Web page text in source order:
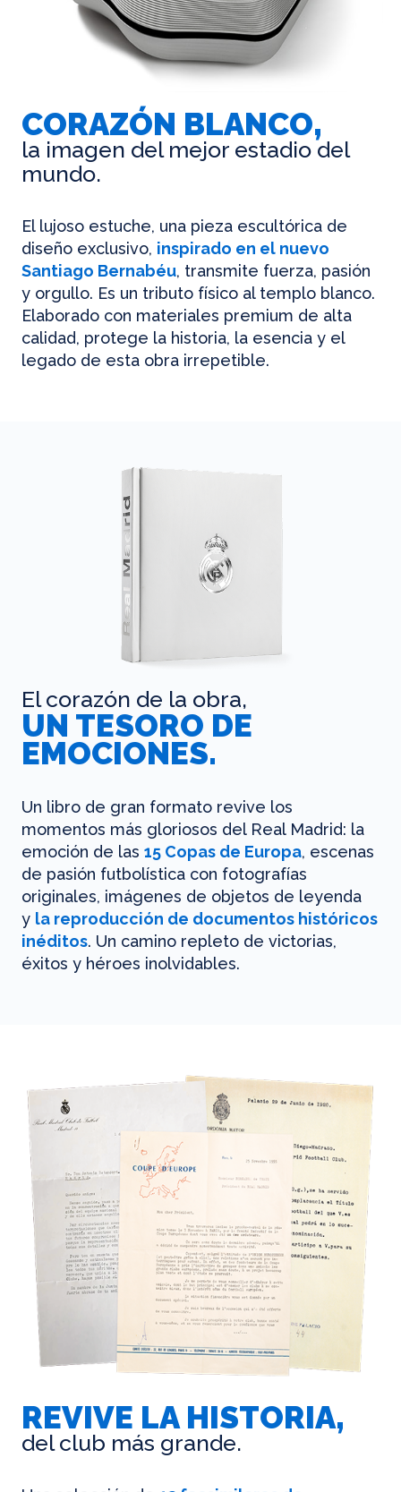
CORAZÓN BLANCO,
la imagen del mejor estadio del
mundo.
El lujoso estuche, una pieza escultórica de
diseño exclusivo, inspirado en el nuevo
Santiago Bernabéu, transmite fuerza, pasión
y orgullo. Es un tributo físico al templo blanco.
Elaborado con materiales premium de alta
calidad, protege la historia, la esencia y el
legado de esta obra irrepetible.
El corazón de la obra,
UN TESORO DE
EMOCIONES.
Un libro de gran formato revive los
momentos más gloriosos del Real Madrid: la
emoción de las 15 Copas de Europa, escenas
de pasión futbolística con fotografías
originales, imágenes de objetos de leyenda
y la reproducción de documentos históricos
inéditos. Un camino repleto de victorias,
éxitos y héroes inolvidables.
REVIVE LA HISTORIA,
del club más grande.